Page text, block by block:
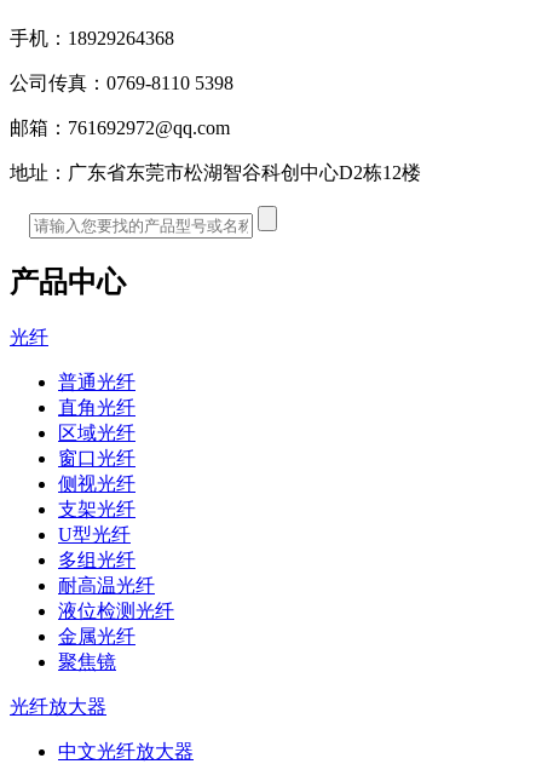
手机： 18929264368
公司传真： 0769-8110 5398
邮箱： 761692972@qq.com
地址： 广东省东莞市松湖智谷科创中心D2栋12楼
产品中心
光纤
普通光纤
直角光纤
区域光纤
窗口光纤
侧视光纤
支架光纤
U型光纤
多组光纤
耐高温光纤
液位检测光纤
金属光纤
聚焦镜
光纤放大器
中文光纤放大器